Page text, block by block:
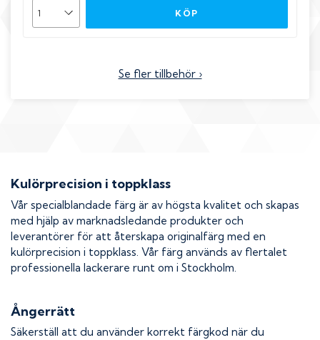
KÖP
Se fler tillbehör ›
Kulörprecision i toppklass
Vår specialblandade färg är av högsta kvalitet och skapas
med hjälp av marknadsledande produkter och
leverantörer för att återskapa originalfärg med en
kulörprecision i toppklass. Vår färg används av flertalet
professionella lackerare runt om i Stockholm.
Ångerrätt
Säkerställ att du använder korrekt färgkod när du